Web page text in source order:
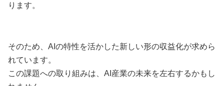
ります。
そのため、AIの特性を活かした新しい形の収益化が求めら
れています。
この課題への取り組みは、AI産業の未来を左右するかもし